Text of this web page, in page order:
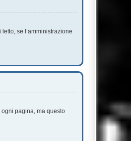
se l’amministrazione
pagina, ma questo